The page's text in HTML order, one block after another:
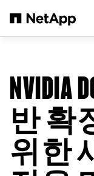
NVIDIA
반 확
위한